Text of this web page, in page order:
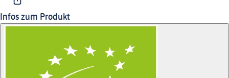
Infos zum Produkt